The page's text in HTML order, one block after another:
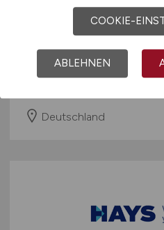
Deutschland
COOKIE-
ABLEHNEN